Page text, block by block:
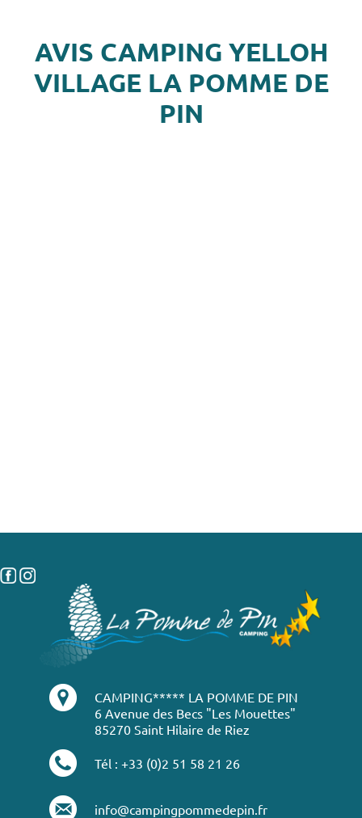
AVIS CAMPING YELLOH
VILLAGE LA POMME DE
PIN
CAMPING***** LA POMME DE PIN
6 Avenue des Becs "Les Mouettes"
85270 Saint Hilaire de Riez
Tél : +33 (0)2 51 58 21 26
info@campingpommedepin.fr